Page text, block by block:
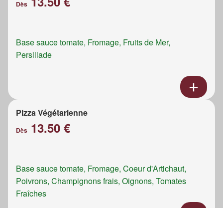
Dès
Base sauce tomate, Fromage, Fruits de Mer,
Persillade
Pizza Végétarienne
Dès 13.50 €
Base sauce tomate, Fromage, Coeur d'Artichaut,
Poivrons, Champignons frais, Oignons, Tomates
Fraîches